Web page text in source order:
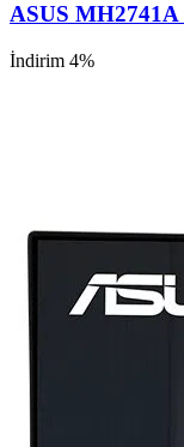
ASUS
İndirim 4%